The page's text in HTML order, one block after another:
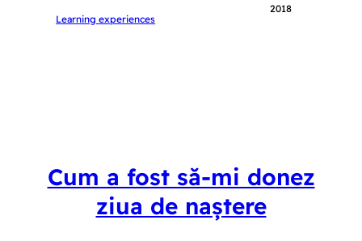
Learning experiences
2018
Cum a fost să-mi donez
ziua de naștere